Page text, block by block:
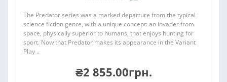
The Predator series was a marked departure from the typical
science fiction genre, with a unique concept: an invader from
space, physically superior to humans, that enjoys hunting for
sport. Now that Predator makes its appearance in the Variant
Play ..
₴2 855.00грн.